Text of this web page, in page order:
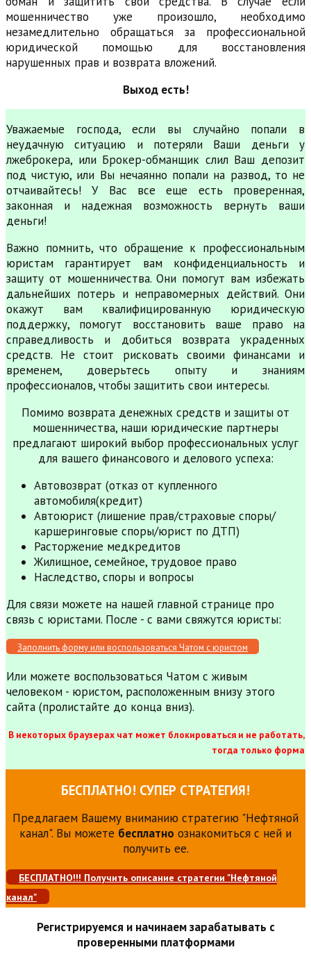
мошенничество уже произошло, необходимо
незамедлительно обращаться за профессиональной
юридической помощью для восстановления
нарушенных прав и возврата вложений.
Выход есть!
Уважаемые господа, если вы случайно попали в
неудачную ситуацию и потеряли Ваши деньги у
лжеброкера, или Брокер-обманщик слил Ваш депозит
под чистую, или Вы нечаянно попали на развод, то не
отчаивайтесь! У Вас все еще есть проверенная,
законная и надежная возможность вернуть ваши
деньги!
Важно помнить, что обращение к профессиональным
юристам гарантирует вам конфиденциальность и
защиту от мошенничества. Они помогут вам избежать
дальнейших потерь и неправомерных действий. Они
окажут вам квалифицированную юридическую
поддержку, помогут восстановить ваше право на
справедливость и добиться возврата украденных
средств. Не стоит рисковать своими финансами и
временем, доверьтесь опыту и знаниям
профессионалов, чтобы защитить свои интересы.
Помимо возврата денежных средств и защиты от
мошенничества, наши юридические партнеры
предлагают широкий выбор профессиональных услуг
для вашего финансового и делового успеха:
Автовозврат (отказ от купленного
автомобиля(кредит)
Автоюрист (лишение прав/страховые споры/
каршеринговые споры/юрист по ДТП)
Расторжение медкредитов
Жилищное, семейное, трудовое право
Наследство, споры и вопросы
Для связи можете на нашей главной странице про
связь с юристами. После - с вами свяжутся юристы:
Заполнить форму или воспользоваться Чатом с юристом
Или можете воспользоваться Чатом с живым
человеком - юристом, расположенным внизу этого
сайта (пролистайте до конца вниз).
В некоторых браузерах чат может блокироваться и не работать,
тогда только форма
БЕСПЛАТНО! СУПЕР СТРАТЕГИЯ!
Предлагаем Вашему вниманию стратегию "Нефтяной
канал". Вы можете бесплатно ознакомиться с ней и
получить ее.
БЕСПЛАТНО!!! Получить описание стратегии "Нефтяной
канал"
Регистрируемся и начинаем зарабатывать с
проверенными платформами